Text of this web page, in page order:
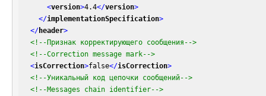
<version>4.4</version>
</implementationSpecification>
</header>
<!--Признак корректирующего сообщения-->
<!--Correction message mark-->
<isCorrection>false</isCorrection>
<!--Уникальный код цепочки сообщений-->
<!--Messages chain identifier-->